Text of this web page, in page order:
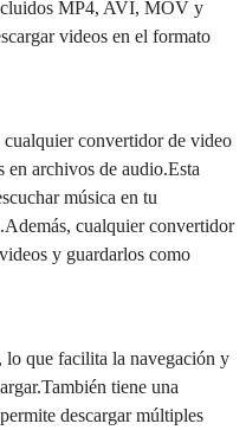
MP4, AVI, MOV y
videos en el formato
cualquier convertidor de video
en archivos de audio.Esta
música en tu
cualquier convertidor
y guardarlos como
que facilita la navegación y
tiene una
descargar múltiples